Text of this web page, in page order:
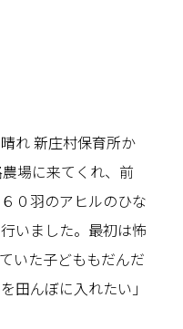
れ 新庄村保育所か
場に来てくれ、前
０羽のアヒルのひな
いました。最初は怖
いた子どももだんだ
田んぼに入れたい」